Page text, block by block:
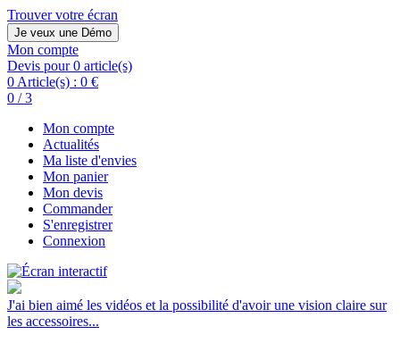
Trouver votre écran
Je veux une Démo
Mon compte
Devis pour 0 article(s)
0 Article(s) : 0 €
0 / 3
Mon compte
Actualités
Ma liste d'envies
Mon panier
Mon devis
Commander
S'enregistrer
Connexion
J'ai bien aimé les vidéos et la possibilité d'avoir une vision claire sur
les accessoires...